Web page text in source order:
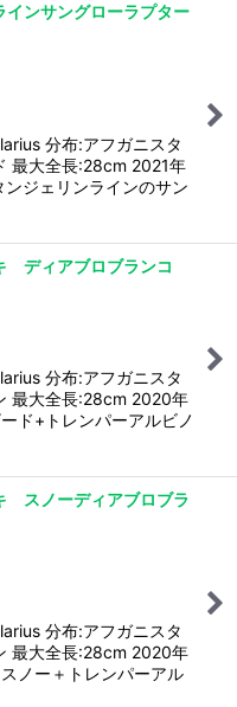
インサングローラプター
分布:アフガニスタ
最大全長:28cm 2021年
ジェリンラインのサン
ディアブロブランコ
分布:アフガニスタ
最大全長:28cm 2020年
ド+トレンパーアルビノ
スノーディアブロブラ
分布:アフガニスタ
最大全長:28cm 2020年
ノー＋トレンパーアル